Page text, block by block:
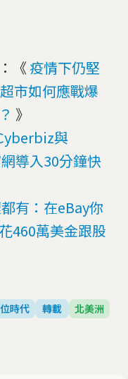
《 疫情下仍堅
市如何應戰爆
》
與
導入30分鐘快
有：在eBay你
460萬美金跟股
時代 轉載 北美洲